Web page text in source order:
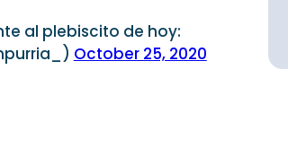
al plebiscito de hoy:
October 25, 2020